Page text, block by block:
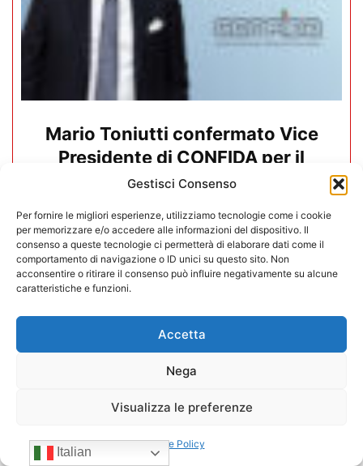
Gestisci Consenso
Per fornire le migliori esperienze, utilizziamo tecnologie come i cookie
per memorizzare e/o accedere alle informazioni del dispositivo. Il
consenso a queste tecnologie ci permetterà di elaborare dati come il
comportamento di navigazione o ID unici su questo sito. Non
acconsentire o ritirare il consenso può influire negativamente su alcune
caratteristiche e funzioni.
Accetta
Nega
Visualizza le preferenze
Cookie Policy
Mario Toniutti confermato Vice
Presidente di CONFIDA per il
quadriennio 2026-2030
15/07/2026
Italian